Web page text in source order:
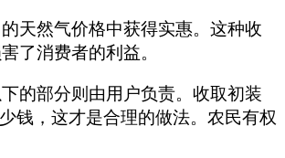
天然气价格中获得实惠。这种收
了消费者的利益。
的部分则由用户负责。收取初装
钱，这才是合理的做法。农民有权